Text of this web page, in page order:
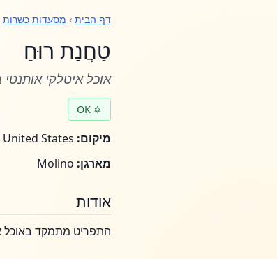
דף הבית › מסעדות כשרות
טַחֲנַת רוּחַ
אוכל איטלקי
✡ OK
מיקום:
מארגן:
אודות
התפריט מתמקד באוכל